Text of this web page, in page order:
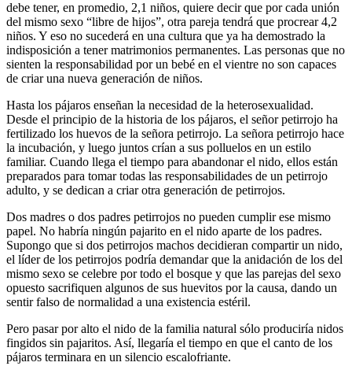
debe tener, en promedio, 2,1 niños, quiere decir que por cada unión
del mismo sexo “libre de hijos”, otra pareja tendrá que procrear 4,2
niños. Y eso no sucederá en una cultura que ya ha demostrado la
indisposición a tener matrimonios permanentes. Las personas que no
sienten la responsabilidad por un bebé en el vientre no son capaces
de criar una nueva generación de niños.
Hasta los pájaros enseñan la necesidad de la heterosexualidad.
Desde el principio de la historia de los pájaros, el señor petirrojo ha
fertilizado los huevos de la señora petirrojo. La señora petirrojo hace
la incubación, y luego juntos crían a sus polluelos en un estilo
familiar. Cuando llega el tiempo para abandonar el nido, ellos están
preparados para tomar todas las responsabilidades de un petirrojo
adulto, y se dedican a criar otra generación de petirrojos.
Dos madres o dos padres petirrojos no pueden cumplir ese mismo
papel. No habría ningún pajarito en el nido aparte de los padres.
Supongo que si dos petirrojos machos decidieran compartir un nido,
el líder de los petirrojos podría demandar que la anidación de los del
mismo sexo se celebre por todo el bosque y que las parejas del sexo
opuesto sacrifiquen algunos de sus huevitos por la causa, dando un
sentir falso de normalidad a una existencia estéril.
Pero pasar por alto el nido de la familia natural sólo produciría nidos
fingidos sin pajaritos. Así, llegaría el tiempo en que el canto de los
pájaros terminara en un silencio escalofriante.